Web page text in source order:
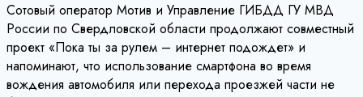
Сотовый оператор Мотив и Управление ГИБДД ГУ МВД
России по Свердловской области продолжают совместный
проект «Пока ты за рулем – интернет подождет» и
напоминают, что использование смартфона во время
вождения автомобиля или перехода проезжей части не